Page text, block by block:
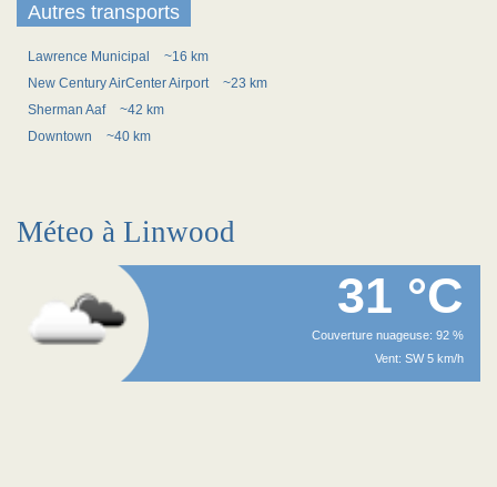
Autres transports
Lawrence Municipal
~16 km
New Century AirCenter Airport
~23 km
Sherman Aaf
~42 km
Downtown
~40 km
Méteo à Linwood
31 °C
Couverture nuageuse: 92 %
Vent: SW 5 km/h